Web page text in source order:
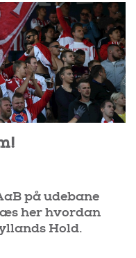
på udebane
her hvordan
Hold.